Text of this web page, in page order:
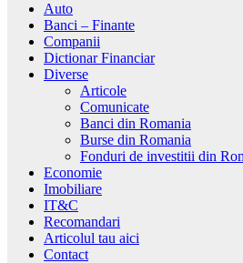
Auto
Banci – Finante
Companii
Dictionar Financiar
Diverse
Articole
Comunicate
Banci din Romania
Burse din Romania
Fonduri de investitii din
Economie
Imobiliare
IT&C
Recomandari
Articolul tau aici
Contact